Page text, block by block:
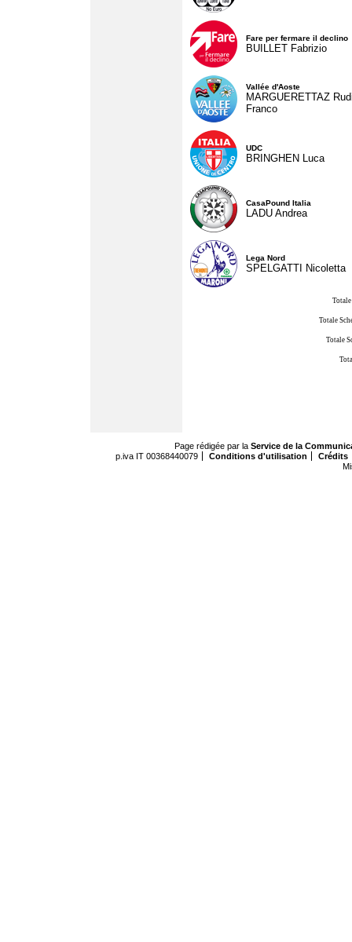
Fare per fermare il declino
BUILLET Fabrizio
Vallée d'Aoste
MARGUERETTAZ
Franco
UDC
BRINGHEN Luca
CasaPound Italia
LADU Andrea
Lega Nord
SPELGATTI Nicoletta
Totale
Totale
Page rédigée par la Service de la
p.iva IT 00368440079
Conditions d'utilisation
Crédits